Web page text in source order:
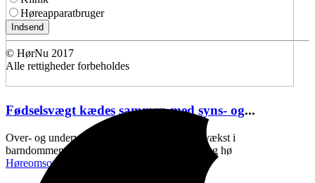
Fødselsvægt kædes sammen med syns- og...
Over- og undervægt ved fødslen, samt ringe vækst i
barndommen, kan kædes sammen med syns- og hø
Høreomsorg
11:43 onsdag den 10. maj , 2017
Høreapparatbruger
Indsend
© HørNu 2017
Alle rettigheder forbeholdes